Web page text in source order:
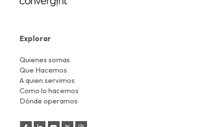
Explorar
Quienes somas
Que Hacemos
A quien servimos
Como lo hacemos
Dónde operamos